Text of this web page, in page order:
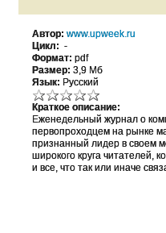
Автор: www.upweek.ru
Цикл: -
Формат: pdf
Размер: 3,9 Мб
Язык: Русский
Краткое описание:
Еженедельный журнал о
первопроходцем на рынке
признанный лидер в своем
широкого круга читателей,
и все, что так или иначе